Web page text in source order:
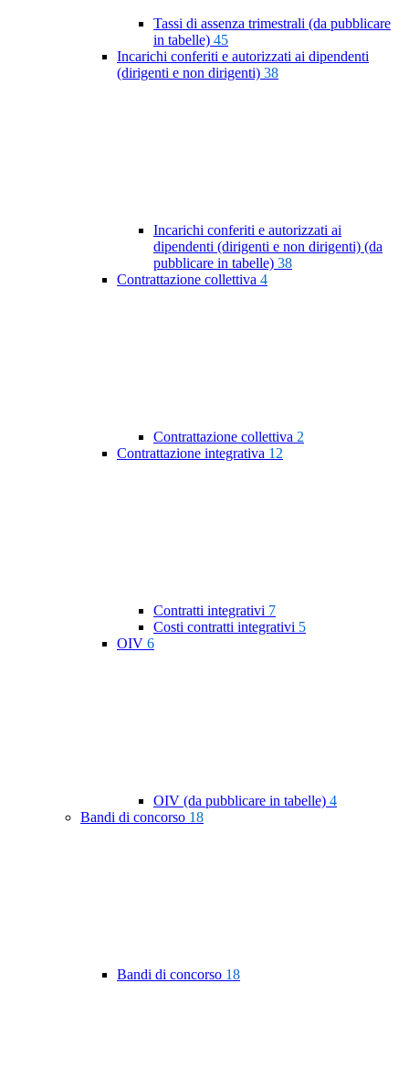
Tassi di assenza trimestrali (da pubblicare
in tabelle) 45
Incarichi conferiti e autorizzati ai dipendenti
(dirigenti e non dirigenti) 38
Incarichi conferiti e autorizzati ai
dipendenti (dirigenti e non dirigenti) (da
pubblicare in tabelle) 38
Contrattazione collettiva 4
Contrattazione collettiva 2
Contrattazione integrativa 12
Contratti integrativi 7
Costi contratti integrativi 5
OIV 6
OIV (da pubblicare in tabelle) 4
Bandi di concorso 18
Bandi di concorso 18